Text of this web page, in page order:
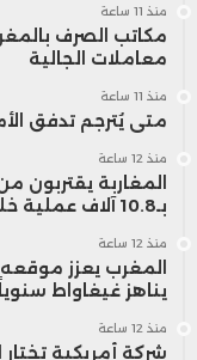
منذ 11 ساعة
مكاتب الصرف
معاملات الجالية
منذ 11 ساعة
متى يُترجم تدفق
منذ 12 ساعة
المغاربة يقتربون
بـ10.8 آلاف عملية خلال 2025
منذ 12 ساعة
المغرب يعزز
يناهز غيغاواط سنوياً
منذ 12 ساعة
شركة أمريكية